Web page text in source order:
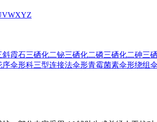
VWXYZ
斜霞石三硒化二铋三硒化二磷三硒化二砷三
序伞形科三型连接法伞形青霉菌素伞形绕组